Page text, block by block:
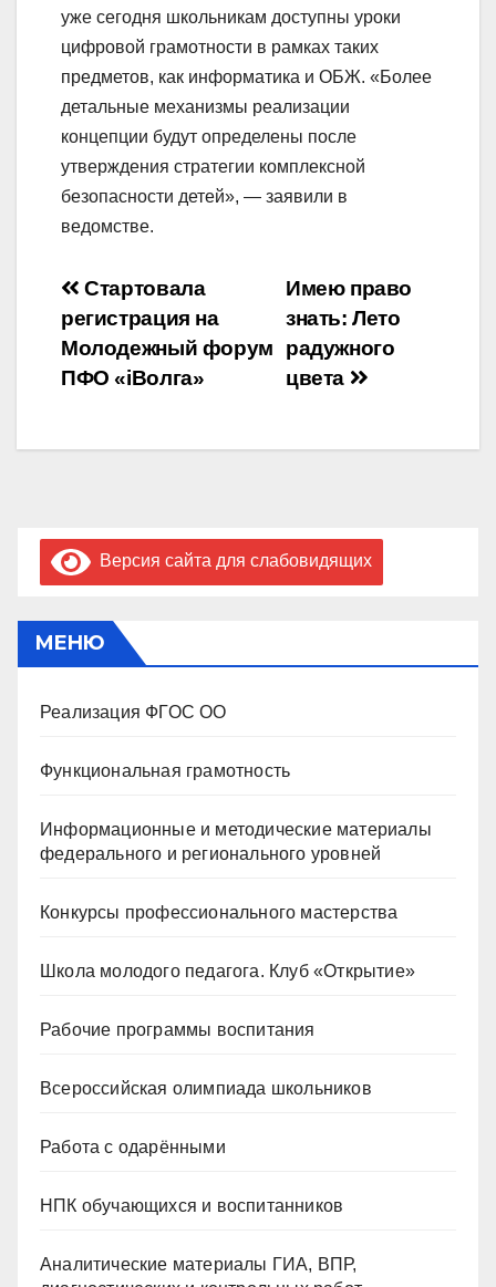
уже сегодня школьникам доступны уроки
цифровой грамотности в рамках таких
предметов, как информатика и ОБЖ. «Более
детальные механизмы реализации
концепции будут определены после
утверждения стратегии комплексной
безопасности детей», — заявили в
ведомстве.
Навигация
по
записям
Имею право
знать: Лето
радужного
цвета
Стартовала
регистрация на
Молодежный форум
ПФО «iВолга»
Версия сайта для слабовидящих
МЕНЮ
Реализация ФГОС ОО
Функциональная грамотность
Информационные и методические материалы
федерального и регионального уровней
Конкурсы профессионального мастерства
Школа молодого педагога. Клуб «Открытие»
Рабочие программы воспитания
Всероссийская олимпиада школьников
Работа с одарёнными
НПК обучающихся и воспитанников
Аналитические материалы ГИА, ВПР,